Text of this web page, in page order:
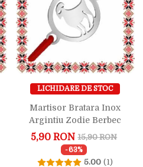
LICHIDARE DE STOC
Martisor Bratara Inox
Argintiu Zodie Berbec
5,90 RON 15,90 RON
-63%
5.00 (1)